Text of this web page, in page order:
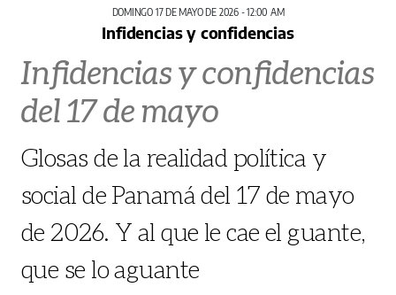
DOMINGO 17 DE MAYO DE 2026 - 12:00 AM
Infidencias y confidencias
Infidencias y confidencias
del 17 de mayo
Glosas de la realidad política y
social de Panamá del 17 de mayo
de 2026. Y al que le cae el guante,
que se lo aguante